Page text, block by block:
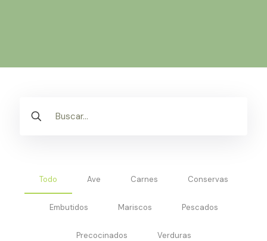
Todo Ave Carnes Conservas
Embutidos Mariscos Pescados
Precocinados Verduras